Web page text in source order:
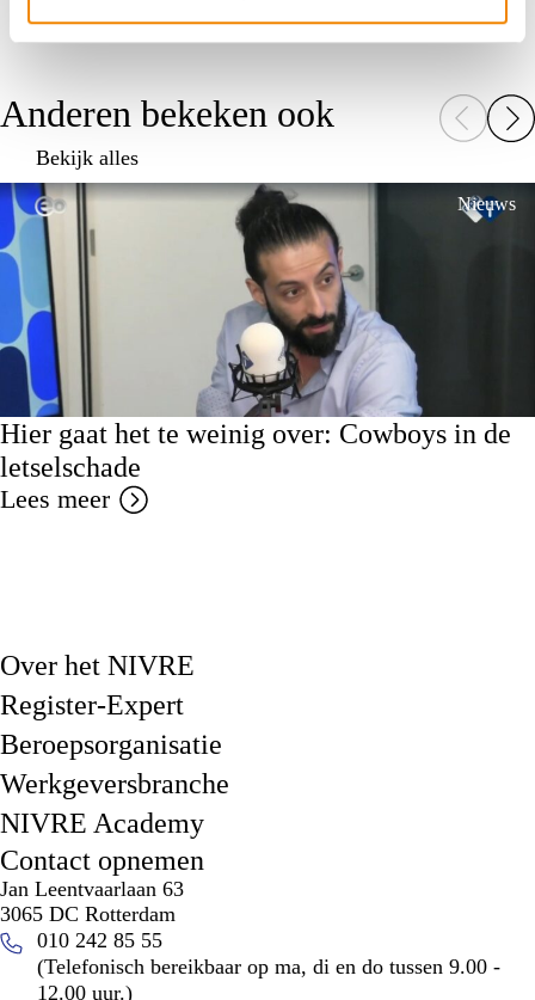
Anderen bekeken ook
Bekijk alles
Nieuws
Hier gaat het te weinig over: Cowboys in de
letselschade
Lees meer
Over het NIVRE
Register-Expert
Beroepsorganisatie
Werkgeversbranche
NIVRE Academy
Contact opnemen
Jan Leentvaarlaan 63
3065 DC Rotterdam
010 242 85 55
(Telefonisch bereikbaar op ma, di en do tussen 9.00 -
12.00 uur.)